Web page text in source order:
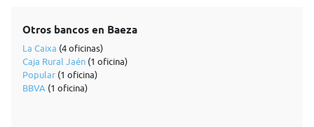
Otros bancos en Baeza
La Caixa (4 oficinas)
Caja Rural Jaén (1 oficina)
Popular (1 oficina)
BBVA (1 oficina)